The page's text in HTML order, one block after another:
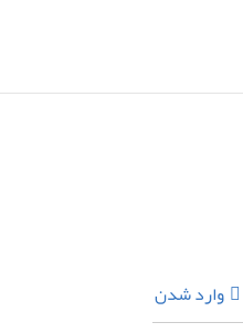
وارد شدن